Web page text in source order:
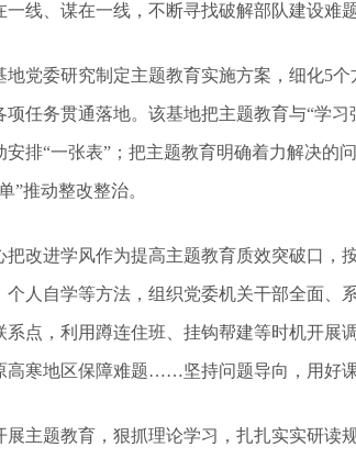
线、谋在一线，不断寻找破解部队建设难
委研究制定主题教育实施方案，细化5个
任务贯通落地。该基地把主题教育与“学
排“一张表”；把主题教育明确着力解决的
”推动整改整治。
进学风作为提高主题教育质效突破口，按
个人自学等方法，组织党委机关干部全面、
系点，利用蹲连住班、挂钩帮建等时机开展
高寒地区保障难题……坚持问题导向，用好
题教育，狠抓理论学习，扎扎实实研读规